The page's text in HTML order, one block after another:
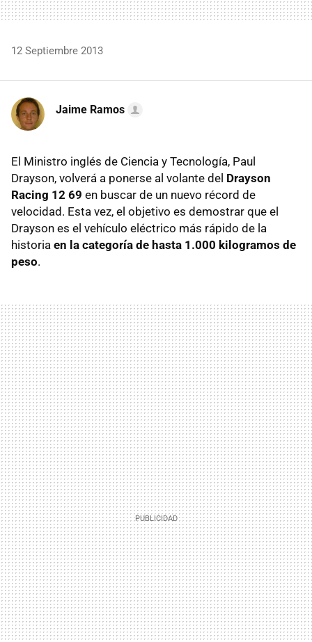
12 Septiembre 2013
Jaime Ramos
El Ministro inglés de Ciencia y Tecnología, Paul
Drayson, volverá a ponerse al volante del Drayson
Racing 12 69 en buscar de un nuevo récord de
velocidad. Esta vez, el objetivo es demostrar que el
Drayson es el vehículo eléctrico más rápido de la
historia en la categoría de hasta 1.000 kilogramos de
peso.